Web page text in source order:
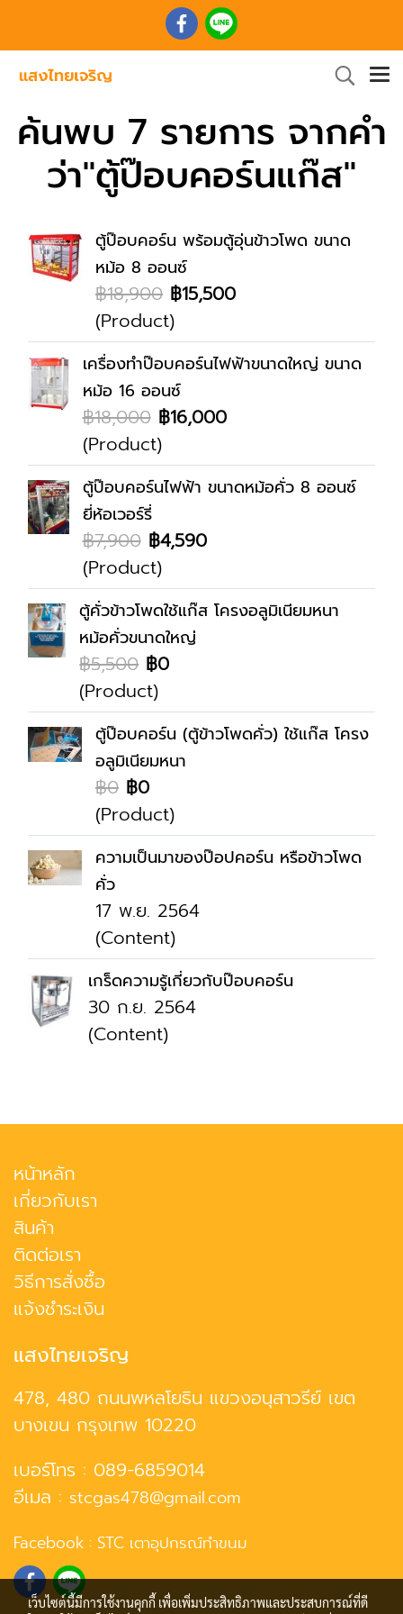
ค้นพบ 7 รายการ จากคำ
ว่า"ตู้ป๊อบคอร์นแก๊ส"
ตู้ป๊อบคอร์น พร้อมตู้อุ่นข้าวโพด ขนาด
หม้อ 8 ออนซ์
฿18,900 ฿15,500
(Product)
เครื่องทำป๊อบคอร์นไฟฟ้าขนาดใหญ่ ขนาด
หม้อ 16 ออนซ์
฿18,000 ฿16,000
(Product)
ตู้ป๊อบคอร์นไฟฟ้า ขนาดหม้อคั่ว 8 ออนซ์
ยี่ห้อเวอร์รี่
฿7,900 ฿4,590
(Product)
ตู้คั่วข้าวโพดใช้แก๊ส โครงอลูมิเนียมหนา
หม้อคั่วขนาดใหญ่
฿5,500 ฿0
(Product)
ตู้ป๊อบคอร์น (ตู้ข้าวโพดคั่ว) ใช้แก๊ส โครง
อลูมิเนียมหนา
฿0 ฿0
(Product)
ความเป็นมาของป๊อปคอร์น หรือข้าวโพด
คั่ว
17 พ.ย. 2564
(Content)
เกร็ดความรู้เกี่ยวกับป๊อบคอร์น
30 ก.ย. 2564
(Content)
หน้าหลัก
เกี่ยวกับเรา
สินค้า
ติดต่อเรา
วิธีการสั่งซื้อ
แจ้งชำระเงิน
แสงไทยเจริญ
478, 480 ถนนพหลโยธิน แขวงอนุสาวรีย์ เขต
บางเขน กรุงเทพ 10220
เบอร์โทร : 089-6859014
อีเมล : stcgas478@gmail.com
Facebook : STC เตาอุปกรณ์ทำขนม
เว็บไซต์นี้มีการใช้งานคุกกี้ เพื่อเพิ่มประสิทธิภาพและประสบการณ์ที่ดี